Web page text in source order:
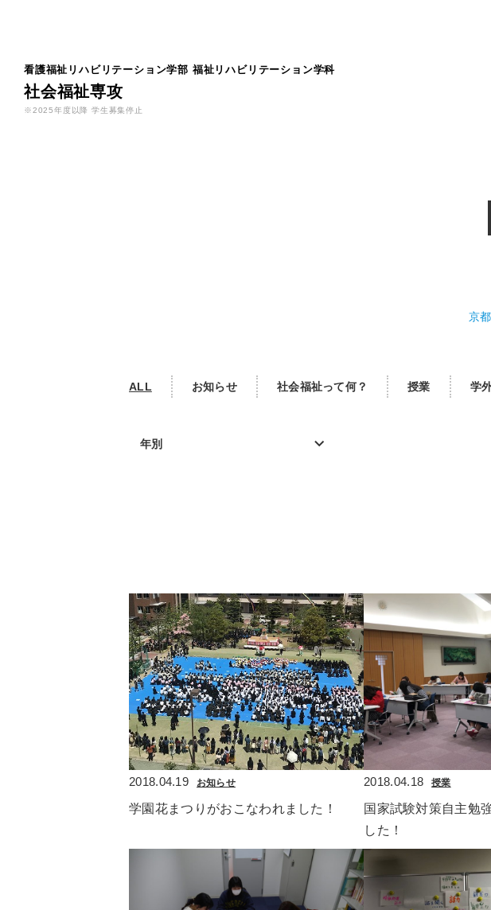
看護福祉リハビリテーション学部 福祉リハビリテーション学科
社会福祉専攻
※2025年度以降 学生募集停止
京
ALL お知らせ 社会福祉って何？ 授業 学
年別
2018.04.19 お知らせ
学園花まつりがおこなわれました！
2018.04.18 授業
国家試験対策自主勉
した！